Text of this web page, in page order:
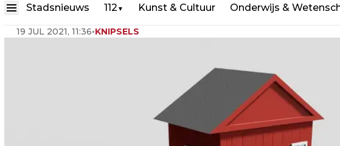
Stadsnieuws 112 ▼ Kunst & Cultuur Onderwijs &
Utrecht gaat versneld tijdelijke
19 JUL 2021, 11:36•KNIPSELS